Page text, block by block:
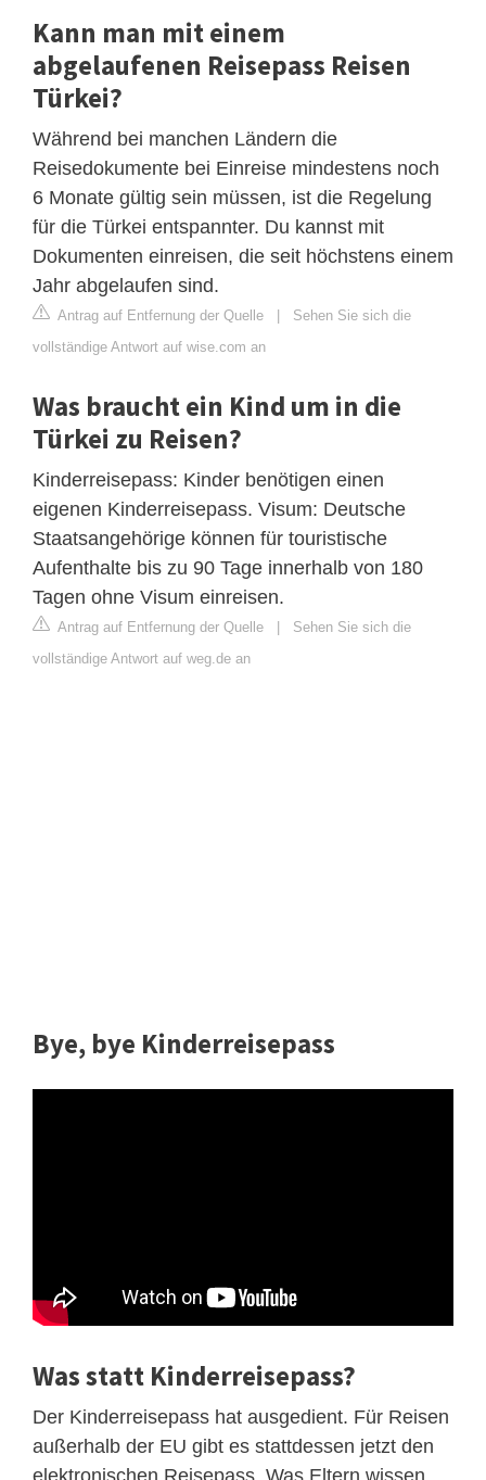
Kann man mit einem
abgelaufenen Reisepass Reisen
Türkei?
Während bei manchen Ländern die
Reisedokumente bei Einreise mindestens noch
6 Monate gültig sein müssen, ist die Regelung
für die Türkei entspannter. Du kannst mit
Dokumenten einreisen, die seit höchstens einem
Jahr abgelaufen sind.
Antrag auf Entfernung der Quelle
Sehen Sie sich die
vollständige Antwort auf wise.com an
Was braucht ein Kind um in die
Türkei zu Reisen?
Kinderreisepass: Kinder benötigen einen
eigenen Kinderreisepass. Visum: Deutsche
Staatsangehörige können für touristische
Aufenthalte bis zu 90 Tage innerhalb von 180
Tagen ohne Visum einreisen.
Antrag auf Entfernung der Quelle
Sehen Sie sich die
vollständige Antwort auf weg.de an
Bye, bye Kinderreisepass
Was statt Kinderreisepass?
Der Kinderreisepass hat ausgedient. Für Reisen
außerhalb der EU gibt es stattdessen jetzt den
elektronischen Reisepass. Was Eltern wissen